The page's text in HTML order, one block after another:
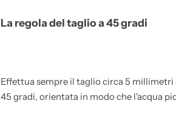
La regola del taglio a 45 gradi
Effettua sempre il taglio circa 5 millimetri
45 gradi, orientata in modo che l'acqua